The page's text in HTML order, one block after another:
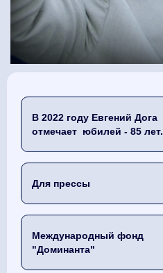
В 2022 году Евгений Дога
отмечает юбилей - 85 лет.
Для прессы
Международный фонд
"Доминанта"